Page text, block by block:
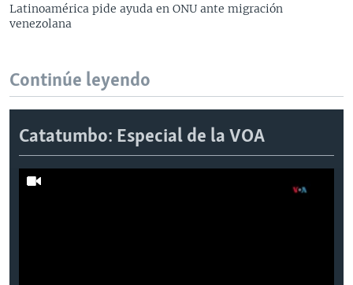
Latinoamérica pide ayuda en ONU ante migración
venezolana
Continúe leyendo
Catatumbo: Especial de la VOA